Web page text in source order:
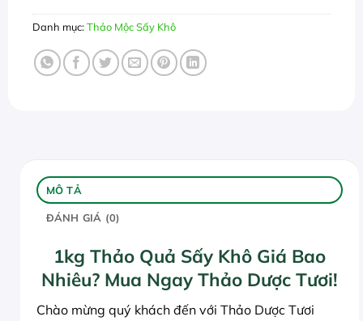
Danh mục:Thảo Mộc Sấy Khô
MÔ TẢ
ĐÁNH GIÁ (0)
1kg Thảo Quả Sấy Khô Giá Bao
Nhiêu? Mua Ngay Thảo Dược Tươi!
Chào mừng quý khách đến với Thảo Dược Tươi